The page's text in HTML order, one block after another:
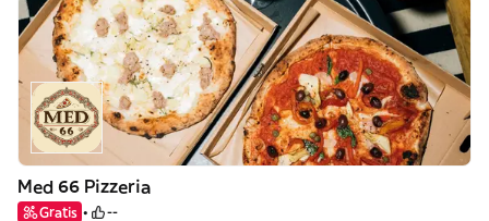
Med 66 Pizzeria
Gratis --